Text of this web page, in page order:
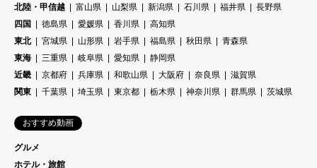
北陸・甲信越
富山県 山梨県 新潟県 石川県 福井県
長野県
四国
徳島県 愛媛県 香川県
高知県
東北
宮城県 山形県 岩手県 福島県 秋田県
青森県
東海
三重県 岐阜県 愛知県
静岡県
近畿
京都府 兵庫県 和歌山県 大阪府 奈良県
滋賀県
関東
千葉県 埼玉県 東京都 栃木県 神奈川県 群馬県 茨城県
おすすめ動画
グルメ
ホテル・旅館